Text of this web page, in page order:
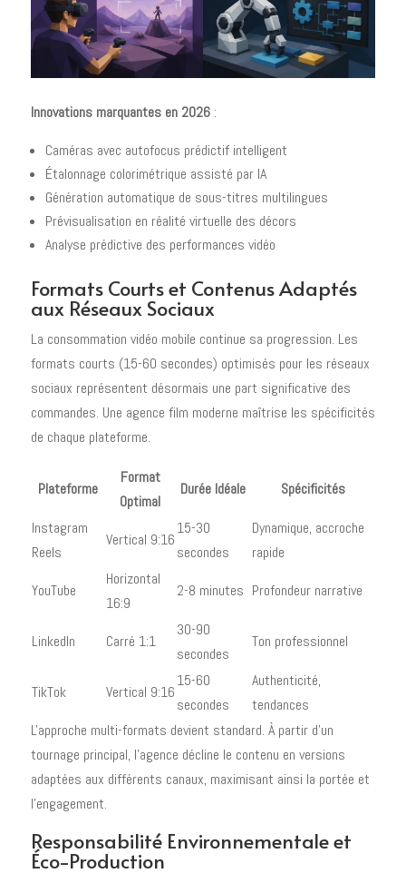
Innovations marquantes en 2026:
Caméras avec autofocus prédictif intelligent
Étalonnage colorimétrique assisté par IA
Génération automatique de sous-titres multilingues
Prévisualisation en réalité virtuelle des décors
Analyse prédictive des performances vidéo
Formats Courts et Contenus Adaptés
aux Réseaux Sociaux
La consommation vidéo mobile continue sa progression. Les
formats courts (15-60 secondes) optimisés pour les réseaux
sociaux représentent désormais une part significative des
commandes. Une agence film moderne maîtrise les spécificités
de chaque plateforme.
Plateforme
Format
Optimal
Durée Idéale Spécificités
Instagram
Reels
Vertical 9:16
15-30
secondes
Dynamique, accroche
rapide
YouTube
Horizontal
16:9
2-8 minutes Profondeur narrative
LinkedIn Carré 1:1
30-90
secondes
Ton professionnel
TikTok Vertical 9:16
15-60
secondes
Authenticité,
tendances
L'approche multi-formats devient standard. À partir d'un
tournage principal, l'agence décline le contenu en versions
adaptées aux différents canaux, maximisant ainsi la portée et
l'engagement.
Responsabilité Environnementale et
Éco-Production